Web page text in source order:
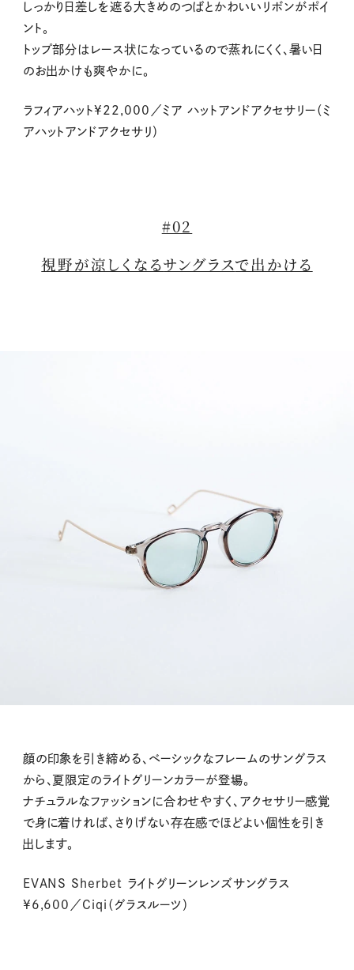
しっかり日差しを遮る大きめのつばとかわいいリボンがポイ
ント。
トップ部分はレース状になっているので蒸れにくく、暑い日
のお出かけも爽やかに。
ラフィアハット¥22,000／ミア ハットアンドアクセサリー（ミ
アハットアンドアクセサリ）
#02
視野が涼しくなるサングラスで出かける
顔の印象を引き締める、ベーシックなフレームのサングラス
から、夏限定のライトグリーンカラーが登場。
ナチュラルなファッションに合わせやすく、アクセサリー感覚
で身に着ければ、さりげない存在感でほどよい個性を引き
出します。
EVANS Sherbet ライトグリーンレンズサングラス
¥6,600／Ciqi（グラスルーツ）